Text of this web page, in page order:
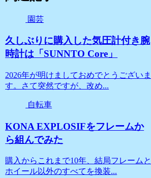
園芸
久しぶりに購入した気圧計付き腕
時計は「SUNNTO Core」
2026年が明けましておめでとうございま
す。さて突然ですが、改め...
自転車
KONA EXPLOSIFをフレームか
ら組んでみた
購入からこれまで10年、結局フレームと
ホイール以外のすべてを換装...